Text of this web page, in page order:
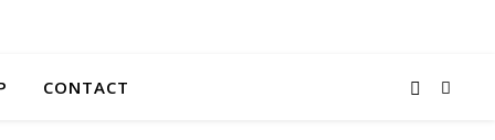
CONTACT